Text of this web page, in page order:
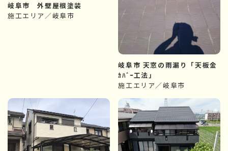
岐阜市 外壁屋根塗装
施工エリア／岐阜市
岐阜市 天窓の雨漏り「天板金
ｶﾊﾞｰ工法」
施工エリア／岐阜市